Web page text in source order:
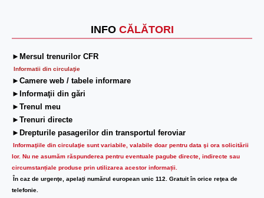
INFO CĂLĂTORI
►Mersul trenurilor CFR
Informatii din circulaţie
►Camere web / tabele informare
►Informaţii din gări
►Trenul meu
►Trenuri directe
►Drepturile pasagerilor din transportul feroviar
Informaţiile din circulaţie sunt variabile, valabile doar pentru data şi ora solicitării
lor. Nu ne asumăm răspunderea pentru eventuale pagube directe, indirecte sau
circumstanțiale produse prin utilizarea acestor informații.
În caz de urgenţe, apelaţi numărul european unic 112. Gratuit în orice reţea de
telefonie.